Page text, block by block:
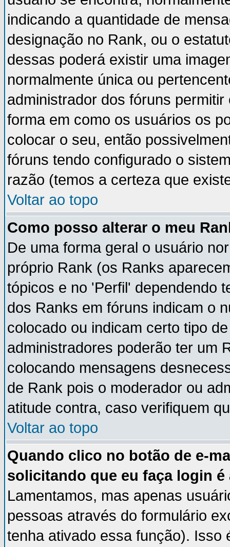
indicando a quantidade de
designação no Rank, ou o
dessas poderá existir uma
normalmente única ou
administrador dos fóruns
forma em como os usuários os
colocar o seu, então
fóruns tendo configurado o
razão (temos a certeza que
Voltar ao topo
Como posso alterar o meu
De uma forma geral o usuário
próprio Rank (os Ranks
tópicos e no 'Perfil' dependendo
dos Ranks em fóruns indicam o
colocado ou indicam certo tipo
administradores poderão ter um
colocando mensagens
de Rank pois o moderador ou
atitude contra, caso verifiquem
Voltar ao topo
Quando clico no botão de e-
solicitando que eu faça login é
Lamentamos, mas apenas
pessoas através do formulário
tenha ativado essa função). Isso